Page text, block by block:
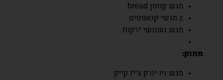
מגש קסטן bread
2 מגשי קנאפסים
מגש נשנושי ירקות
מתוק:
מגש ניו יורק צ'יז קייק